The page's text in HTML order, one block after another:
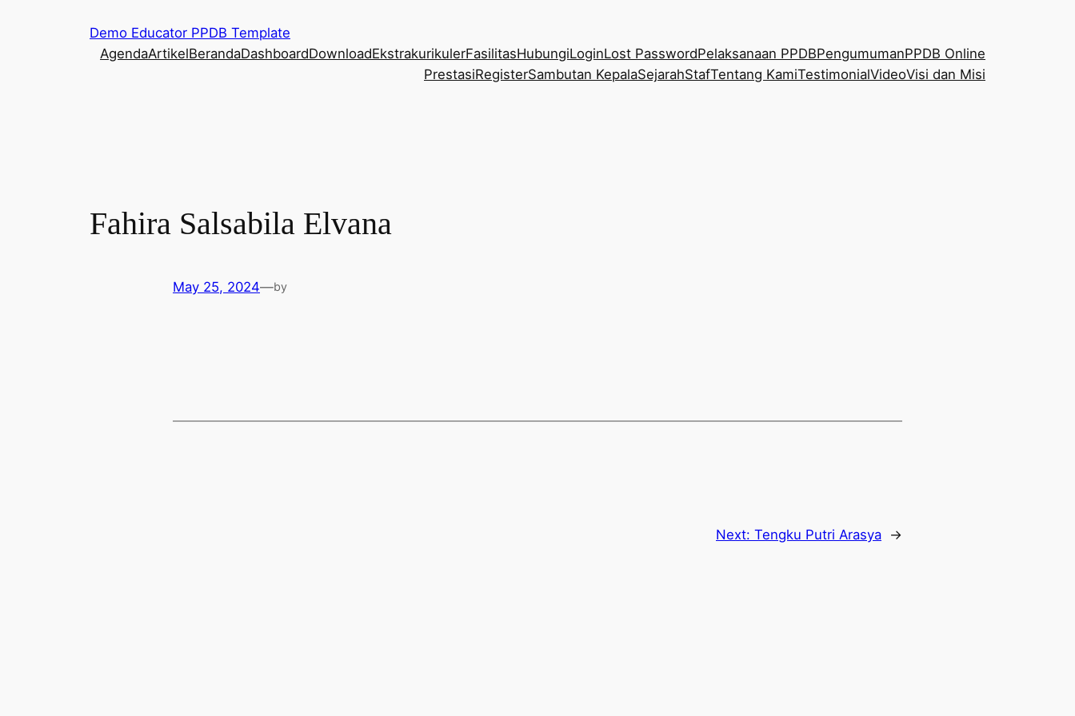
Demo Educator PPDB Template
AgendaArtikelBerandaDashboardDownloadEkstrakurikulerFasilitasHubungiLoginLost PasswordPelaksanaan PPDBPengumumanPPDB Online
PrestasiRegisterSambutan KepalaSejarahStafTentang KamiTestimonialVideoVisi dan Misi
Fahira Salsabila Elvana
May 25, 2024—by
Next: Tengku Putri Arasya →